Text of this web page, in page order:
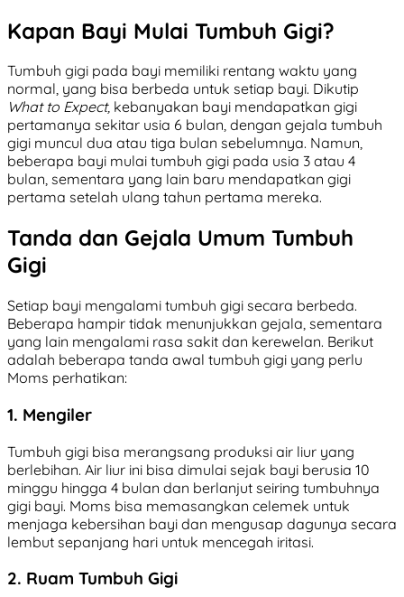
Kapan Bayi Mulai Tumbuh Gigi?
Tumbuh gigi pada bayi memiliki rentang waktu yang
normal, yang bisa berbeda untuk setiap bayi. Dikutip
What to Expect, kebanyakan bayi mendapatkan gigi
pertamanya sekitar usia 6 bulan, dengan gejala tumbuh
gigi muncul dua atau tiga bulan sebelumnya. Namun,
beberapa bayi mulai tumbuh gigi pada usia 3 atau 4
bulan, sementara yang lain baru mendapatkan gigi
pertama setelah ulang tahun pertama mereka.
Tanda dan Gejala Umum Tumbuh
Gigi
Setiap bayi mengalami tumbuh gigi secara berbeda.
Beberapa hampir tidak menunjukkan gejala, sementara
yang lain mengalami rasa sakit dan kerewelan. Berikut
adalah beberapa tanda awal tumbuh gigi yang perlu
Moms perhatikan:
1. Mengiler
Tumbuh gigi bisa merangsang produksi air liur yang
berlebihan. Air liur ini bisa dimulai sejak bayi berusia 10
minggu hingga 4 bulan dan berlanjut seiring tumbuhnya
gigi bayi. Moms bisa memasangkan celemek untuk
menjaga kebersihan bayi dan mengusap dagunya secara
lembut sepanjang hari untuk mencegah iritasi.
2. Ruam Tumbuh Gigi